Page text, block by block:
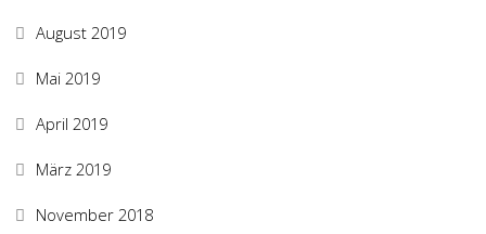
August 2019
Mai 2019
April 2019
März 2019
November 2018